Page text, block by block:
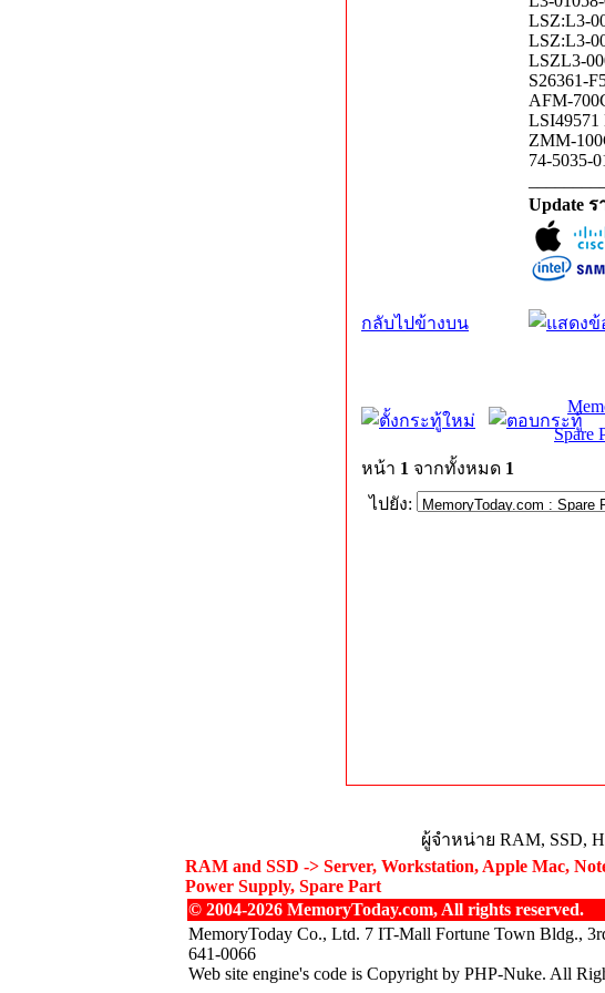
LSZ:L3-
LSZ:L3-
LSZL3-
S26361-
AFM-
ZMM-
74-5035-
Update
กลับไปข้างบน
Spare
หน้า 1 จากทั้งหมด 1
ไปยัง:
ผู้จำหน่าย RAM, SSD,
RAM and SSD -> Server, Workstation, Apple Mac,
Power Supply, Spare Part
© 2004-2026 MemoryToday.com, All rights reserved.
MemoryToday Co., Ltd. 7 IT-Mall Fortune Town Bldg.,
641-0066
Web site engine's code is Copyright by PHP-Nuke. All